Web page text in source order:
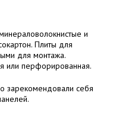
и
Плиты для
для монтажа.
или перфорированная.
зарекомендовали себя